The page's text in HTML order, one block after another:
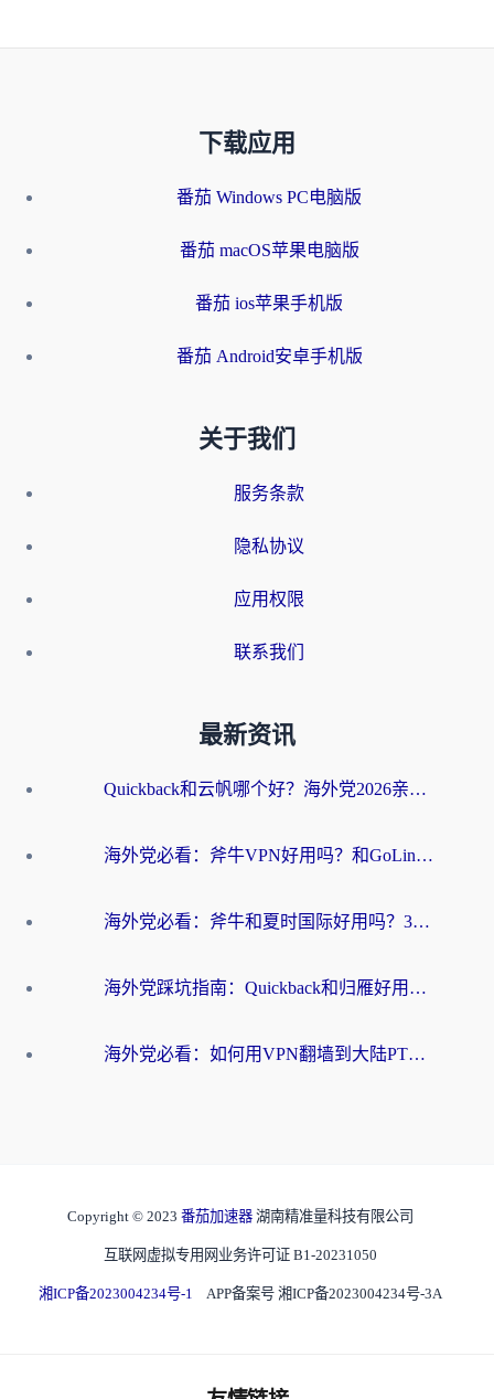
下载应用
番茄 Windows PC电脑版
番茄 macOS苹果电脑版
番茄 ios苹果手机版
番茄 Android安卓手机版
关于我们
服务条款
隐私协议
应用权限
联系我们
最新资讯
Quickback和云帆哪个好？海外党2026亲测指南：选对加速器大陆工具，无缝刷国内剧玩国服
海外党必看：斧牛VPN好用吗？和GoLinkVPN对比哪个回国效果更好？
海外党必看：斧牛和夏时国际好用吗？3步选对回国加速器，无缝刷国内资源
海外党踩坑指南：Quickback和归雁好用吗？选对加速器才能无缝刷国内资源
海外党必看：如何用VPN翻墙到大陆PTT？一篇解决你所有回国加速痛点
Copyright © 2023 番茄加速器 湖南精准量科技有限公司
互联网虚拟专用网业务许可证 B1-20231050
湘ICP备2023004234号-1 APP备案号 湘ICP备2023004234号-3A